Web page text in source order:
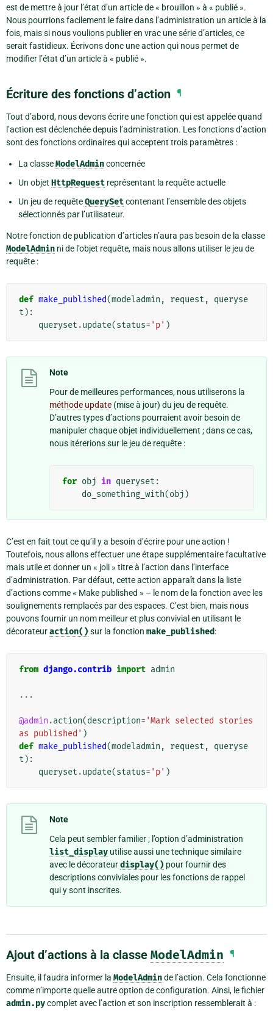
est de mettre à jour l’état d’un article de « brouillon » à « publié ».
Nous pourrions facilement le faire dans l’administration un article à la
fois, mais si nous voulions publier en vrac une série d’articles, ce
serait fastidieux. Écrivons donc une action qui nous permet de
modifier l’état d’un article à « publié ».
Écriture des fonctions d’action ¶
Tout d’abord, nous devons écrire une fonction qui est appelée quand
l’action est déclenchée depuis l’administration. Les fonctions d’action
sont des fonctions ordinaires qui acceptent trois paramètres :
La classeModelAdminconcernée
Un objet HttpRequest représentant la requête actuelle
Un jeu de requêteQuerySetcontenant l’ensemble des objets
sélectionnés par l’utilisateur.
Notre fonction de publication d’articles n’aura pas besoin de la classe
ModelAdmin ni de l’objet requête, mais nous allons utiliser le jeu de
requête :
def make_published(modeladmin , request ,
queryse
t ):
queryset .update(status= 'p' )
Note
Pour de meilleures performances, nous utiliserons la
méthode update (mise à jour) du jeu de requête.
D’autres types d’actions pourraient avoir besoin de
manipuler chaque objet individuellement ; dans ce cas,
nous itérerions sur le jeu de requête :
for obj in queryset :
do_something_with(obj )
C’est en fait tout ce qu’il y a besoin d’écrire pour une action !
Toutefois, nous allons effectuer une étape supplémentaire facultative
mais utile et donner un « joli » titre à l’action dans l’interface
d’administration. Par défaut, cette action apparaît dans la liste
d’actions comme « Make published » – le nom de la fonction avec les
soulignements remplacés par des espaces. C’est bien, mais nous
pouvons fournir un nom meilleur et plus convivial en utilisant le
décorateuraction() sur la fonction make_published:
from django.contrib import admin
...
@admin .action(description= 'Mark selected stories
as published' )
def make_published(modeladmin , request ,
queryse
t ):
queryset .update(status= 'p' )
Note
Cela peut sembler familier ; l’option d’administration
list_display utilise aussi une technique similaire
avec le décorateurdisplay() pour fournir des
descriptions conviviales pour les fonctions de rappel
qui y sont inscrites.
Ajout d’actions à la classe ModelAdmin ¶
Ensuite, il faudra informer la ModelAdminde l’action. Cela fonctionne
comme n’importe quelle autre option de configuration. Ainsi, le fichier
admin.pycomplet avec l’action et son inscription ressemblerait à :